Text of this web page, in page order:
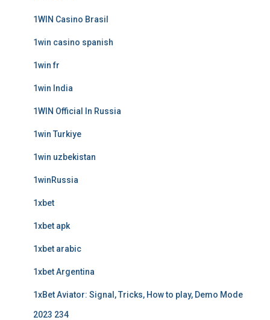
1WIN Casino Brasil
1win casino spanish
1win fr
1win India
1WIN Official In Russia
1win Turkiye
1win uzbekistan
1winRussia
1xbet
1xbet apk
1xbet arabic
1xbet Argentina
1xBet Aviator: Signal, Tricks, How to play, Demo Mode
2023 234